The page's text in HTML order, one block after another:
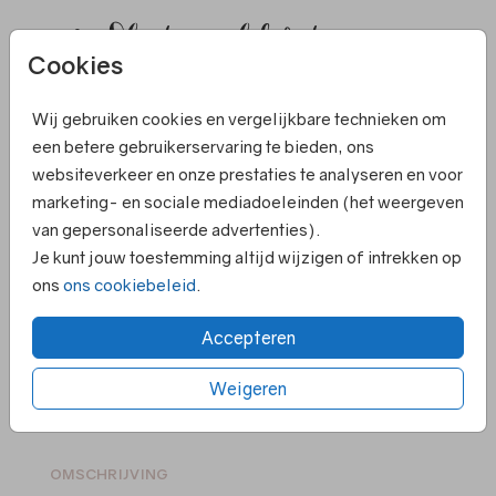
Cookies
Wij gebruiken cookies en vergelijkbare technieken om
een betere gebruikerservaring te bieden, ons
websiteverkeer en onze prestaties te analyseren en voor
marketing- en sociale mediadoeleinden (het weergeven
van gepersonaliseerde advertenties).
Je kunt jouw toestemming altijd wijzigen of intrekken op
ons ons cookiebeleid.
Accepteren
Weigeren
158 - Sluitzegel kerst
Heb je vragen? Neem dan contact met ons op.
Elk kaartje is om te zetten naar een ander
formaat
Persoonlijk contact en hulp bij ontwerpen
Ruime keuze in papiersoorten en kleuren
enveloppen
Voor 18.00 uur besteld ➝ gelijk in productie
Supersnelle levering
OMSCHRIJVING